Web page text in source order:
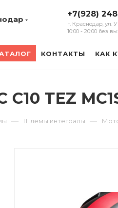
+7(928)
г. Краснодар, ул.
10:00 - 20:00 без
КОНТАКТЫ КАК
TEZ
— Шлемы интегралы —